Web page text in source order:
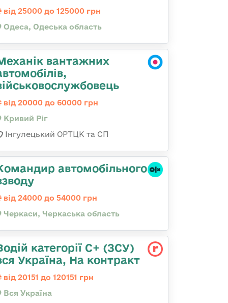
від 25000 до 125000 грн
Одеса, Одеська область
вантажних
від 20000 до 60000 грн
Кривий Ріг
Інгулецький ОРТЦК та СП
автомобільного
від 24000 до 54000 грн
Черкаси, Черкаська область
категорії С+ (ЗСУ)
Україна, На контракт
від 20151 до 120151 грн
Вся Україна